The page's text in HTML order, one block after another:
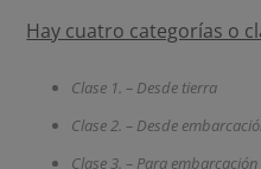
Hay cuatro categorías o
Clase 1. – Desde tierra
Clase 2. – Desde
Clase 3. – Para embarcación